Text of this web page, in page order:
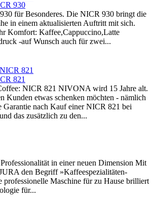
930
für Besonderes. Die NICR 930 bringt die
in einem aktualisierten Auftritt mit sich.
Komfort: Kaffee,Cappuccino,Latte
-auf Wunsch auch für zwei...
821
NICR 821 NIVONA wird 15 Jahre alt.
Kunden etwas schenken möchten - nämlich
Garantie nach Kauf einer NICR 821 bei
das zusätzlich zu den...
in einer neuen Dimension Mit
den Begriff »Kaffeespezialitäten-
professionelle Maschine für zu Hause brilliert
für...